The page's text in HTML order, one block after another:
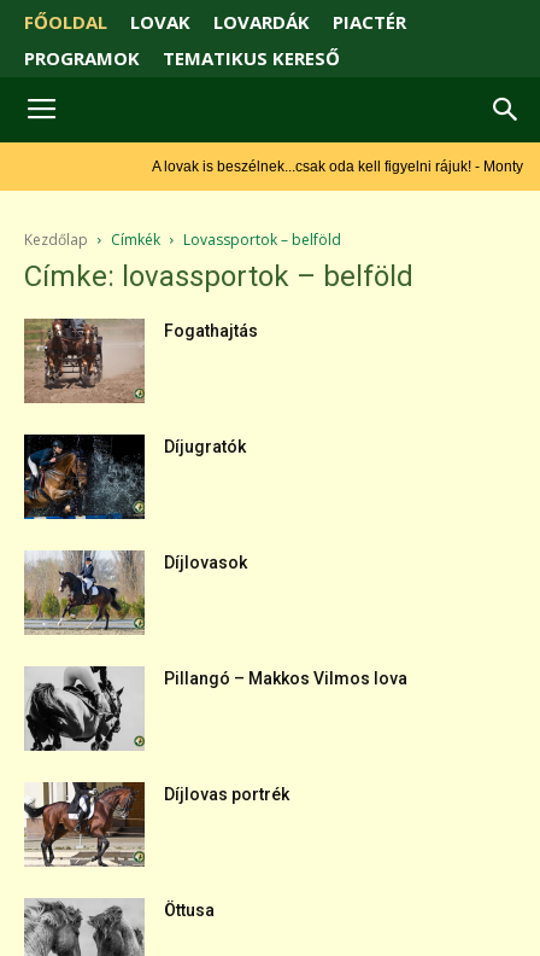
FŐOLDAL LOVAK LOVARDÁK
PIACTÉR
PROGRAMOK
TEMATIKUS KERESŐ
A lovak is beszélnek...csak oda kell figyelni rájuk! - Monty Roberts
Kezdőlap Címkék Lovassportok – belföld
Címke: lovassportok – belföld
Fogathajtás
Díjugratók
Díjlovasok
Pillangó – Makkos Vilmos lova
Díjlovas portrék
Öttusa